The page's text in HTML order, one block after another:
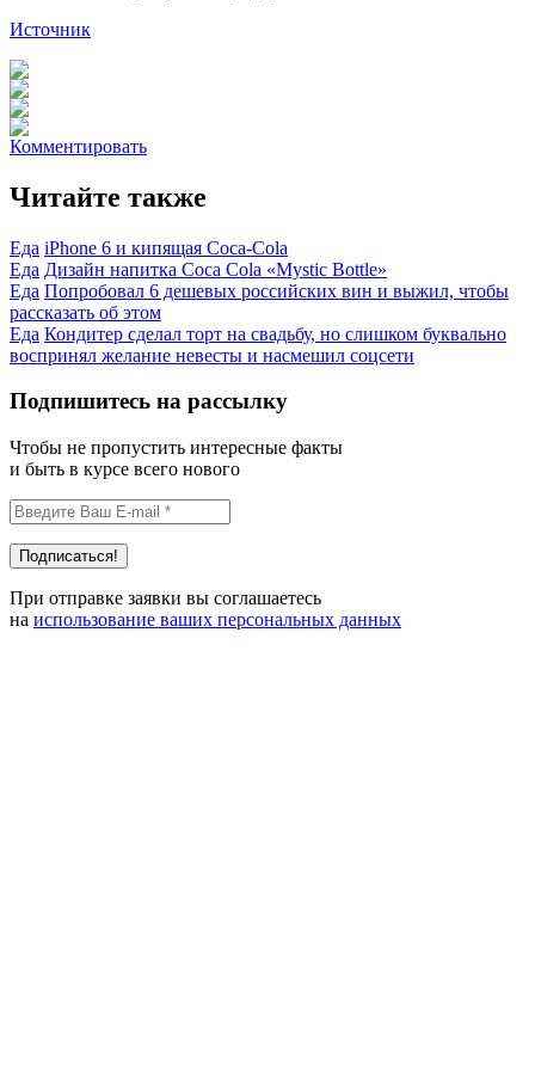
Источник
Комментировать
Читайте также
Еда iPhone 6 и кипящая Coca-Cola
Еда Дизайн напитка Coca Cola «Mystic Bottle»
Еда Попробовал 6 дешевых российских вин и выжил, чтобы
рассказать об этом
Еда Кондитер сделал торт на свадьбу, но слишком буквально
воспринял желание невесты и насмешил соцсети
Подпишитесь на рассылку
Чтобы не пропустить интересные факты
и быть в курсе всего нового
При отправке заявки вы соглашаетесь
на использование ваших персональных данных